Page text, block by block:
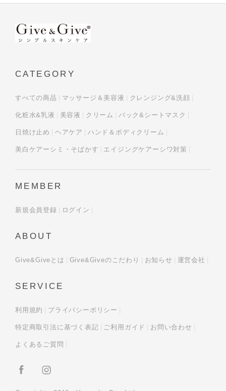
CATEGORY
すべての商品 マッサージ＆美容液 クレンジング&洗顔
化粧水&乳液 美容液 クリーム パック&シートマスク
日焼け止め ヘアケア ハンド＆ボディクリーム
美白ケアーシミ・そばかす エイジングケアーシワ対策
MEMBER
新規会員登録 ログイン
ABOUT
Give&Giveとは Give&Giveのこだわり お知らせ 運営会社
SERVICE
利用規約 プライバシーポリシー
特定商取引法に基づく表記 ご利用ガイド お問い合わせ
よくあるご質問